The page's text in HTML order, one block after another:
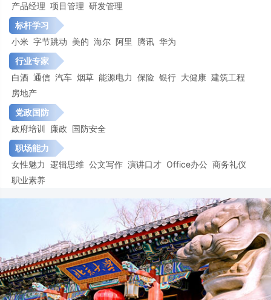
产品经理 项目管理 研发管理
标杆学习
小米 字节跳动 美的 海尔 阿里 腾讯 华为
行业专家
白酒 通信 汽车 烟草 能源电力 保险 银行 大健康 建筑工程
房地产
党政国防
政府培训 廉政 国防安全
职场能力
女性魅力 逻辑思维 公文写作 演讲口才 Office办公 商务礼仪
职业素养